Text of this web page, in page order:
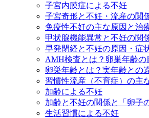
子宮内膜症による不妊
子宮奇形と不妊・流産の関
免疫性不妊の主な原因と治
甲状腺機能異常と不妊の関
早発閉経と不妊の原因・症
AMH検査とは？卵巣年齢の
卵巣年齢とは？実年齢との
習慣性流産（不育症）の主
加齢による不妊
加齢と不妊の関係と「卵子
生活習慣による不妊